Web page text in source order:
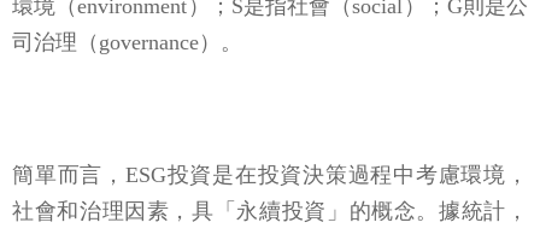
環境（environment）；S是指社會（social）；G則是公
司治理（governance）。
簡單而言，ESG投資是在投資決策過程中考慮環境，
社會和治理因素，具「永續投資」的概念。據統計，